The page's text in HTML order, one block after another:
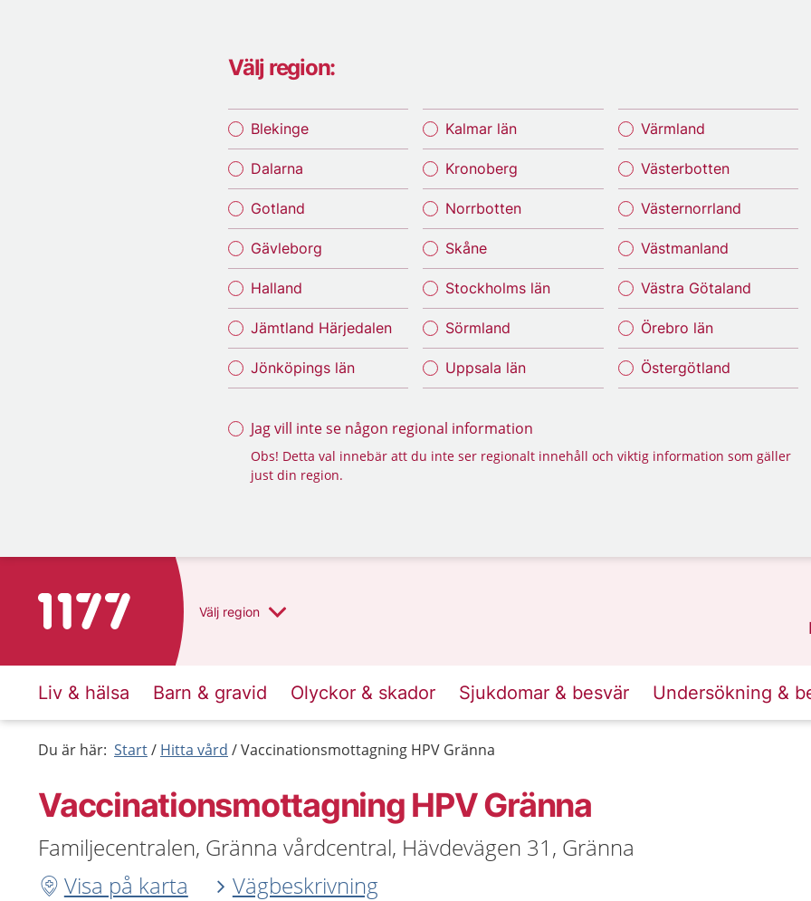
Välj region:
Blekinge
Dalarna
Gotland
Gävleborg
Halland
Jämtland Härjedalen
Jönköpings län
Kalmar län
Kronoberg
Norrbotten
Skåne
Stockholms län
Sörmland
Uppsala län
Värmland
Västerbotten
Västernorrland
Västmanland
Västra Götaland
Örebro län
Östergötland
Jag vill inte se någon regional information
Obs! Detta val innebär att du inte ser regionalt innehåll och viktig information som gäller
just din region.
Till startsidan för 1177 Välj region
Liv & hälsa Barn & gravid Olyckor & skador Sjukdomar & besvär Undersökning &
Du är här: Start Hitta vård Vaccinationsmottagning HPV Gränna
Vaccinationsmottagning HPV Gränna
Familjecentralen, Gränna vårdcentral, Hävdevägen 31, Gränna
Visa på karta
Vägbeskrivning